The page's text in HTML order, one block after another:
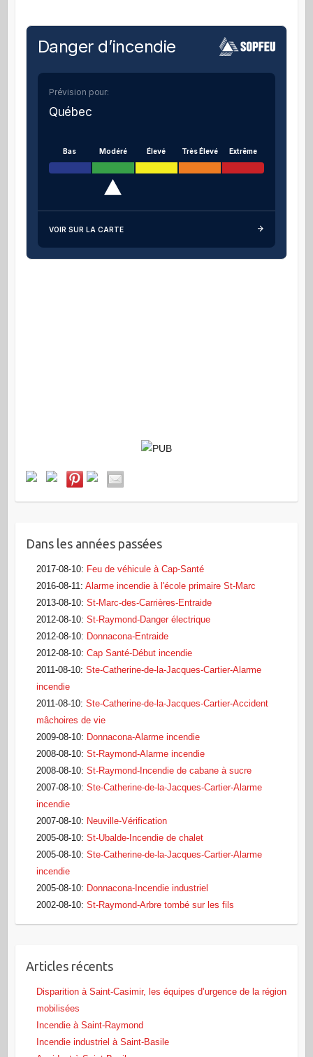
Danger d’incendie
Prévision pour:
Québec
Bas Modéré Élevé Très Élevé Extrême
VOIR SUR LA CARTE
Dans les années passées
2017-08-10: Feu de véhicule à Cap-Santé
2016-08-11: Alarme incendie à l'école primaire St-Marc
2013-08-10: St-Marc-des-Carrières-Entraide
2012-08-10: St-Raymond-Danger électrique
2012-08-10: Donnacona-Entraide
2012-08-10: Cap Santé-Début incendie
2011-08-10: Ste-Catherine-de-la-Jacques-Cartier-Alarme
incendie
2011-08-10: Ste-Catherine-de-la-Jacques-Cartier-Accident
mâchoires de vie
2009-08-10: Donnacona-Alarme incendie
2008-08-10: St-Raymond-Alarme incendie
2008-08-10: St-Raymond-Incendie de cabane à sucre
2007-08-10: Ste-Catherine-de-la-Jacques-Cartier-Alarme
incendie
2007-08-10: Neuville-Vérification
2005-08-10: St-Ubalde-Incendie de chalet
2005-08-10: Ste-Catherine-de-la-Jacques-Cartier-Alarme
incendie
2005-08-10: Donnacona-Incendie industriel
2002-08-10: St-Raymond-Arbre tombé sur les fils
Articles récents
Disparition à Saint-Casimir, les équipes d’urgence de la région
mobilisées
Incendie à Saint-Raymond
Incendie industriel à Saint-Basile